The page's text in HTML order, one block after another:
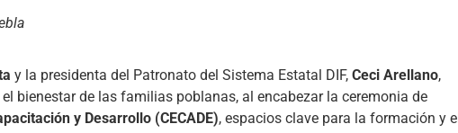
y la presidenta del Patronato del Sistema Estatal DIF, Ceci Arellano,
bienestar de las familias poblanas, al encabezar la ceremonia de
y Desarrollo (CECADE), espacios clave para la formación y el